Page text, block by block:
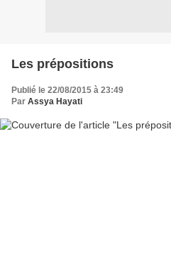
Les prépositions
Publié le 22/08/2015 à 23:49
Par Assya Hayati